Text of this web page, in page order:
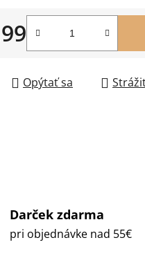
cena:
Opýtať sa
Darček zdarma
pri objednávke nad 55€